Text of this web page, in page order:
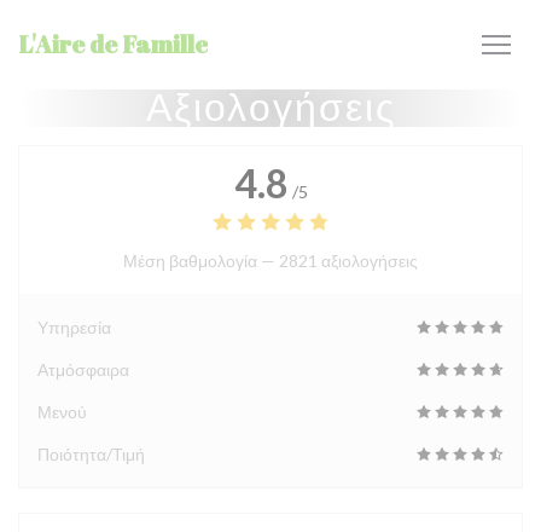
L'Aire de Famille
Αξιολογήσεις
4.8 /5
Μέση βαθμολογία — 2821 αξιολογήσεις
Υπηρεσία
Ατμόσφαιρα
Μενού
Ποιότητα/Τιμή